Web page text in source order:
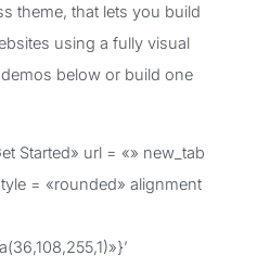
theme, that lets you build
using a fully visual
below or build one
Started» url = «» new_tab
= «rounded» alignment